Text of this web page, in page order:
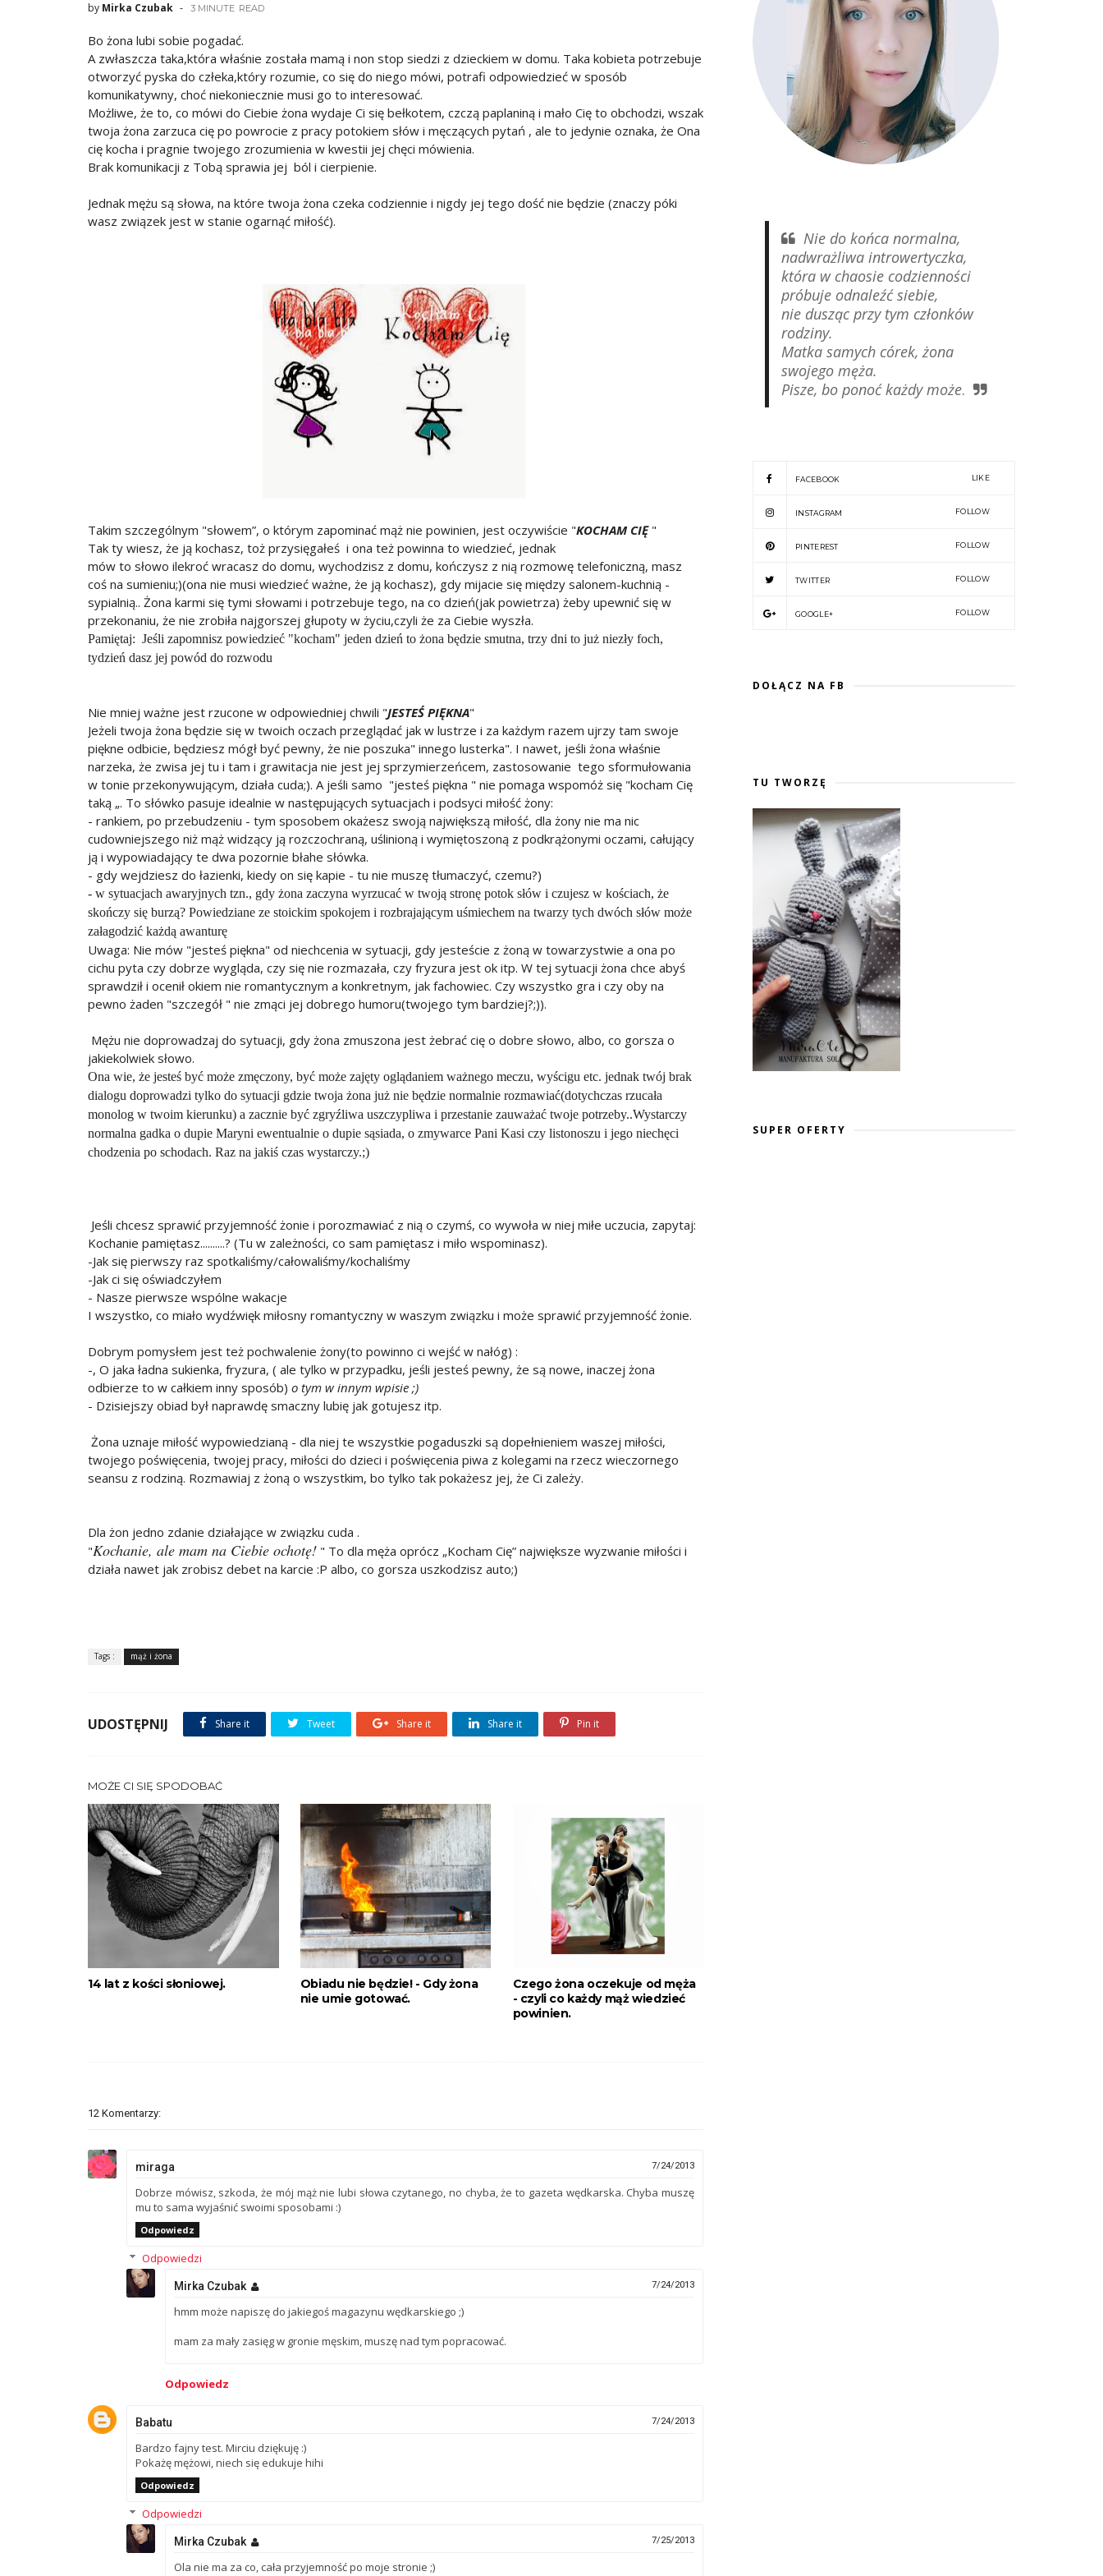
by Mirka Czubak 3 MINUTE READ
Bo żona lubi sobie pogadać.
A zwłaszcza taka,która właśnie została mamą i non stop siedzi z dzieckiem w domu. Taka kobieta potrzebuje
otworzyć pyska do człeka,który rozumie, co się do niego mówi, potrafi odpowiedzieć w sposób
komunikatywny, choć niekoniecznie musi go to interesować.
Możliwe, że to, co mówi do Ciebie żona wydaje Ci się bełkotem, czczą paplaniną i mało Cię to obchodzi, wszak
twoja żona zarzuca cię po powrocie z pracy potokiem słów i męczących pytań , ale to jedynie oznaka, że Ona
cię kocha i pragnie twojego zrozumienia w kwestii jej chęci mówienia.
Brak komunikacji z Tobą sprawia jej ból i cierpienie.
Jednak mężu są słowa, na które twoja żona czeka codziennie i nigdy jej tego dość nie będzie (znaczy póki
wasz związek jest w stanie ogarnąć miłość).
Takim szczególnym "słowem”, o którym zapominać mąż nie powinien, jest oczywiście "KOCHAM CIĘ"
Tak ty wiesz, że ją kochasz, toż przysięgałeś i ona też powinna to wiedzieć, jednak
mów to słowo ilekroć wracasz do domu, wychodzisz z domu, kończysz z nią rozmowę telefoniczną, masz
coś na sumieniu;)(ona nie musi wiedzieć ważne, że ją kochasz), gdy mijacie się między salonem-kuchnią -
sypialnią.. Żona karmi się tymi słowami i potrzebuje tego, na co dzień(jak powietrza) żeby upewnić się w
przekonaniu, że nie zrobiła najgorszej głupoty w życiu,czyli że za Ciebie wyszła.
Pamiętaj: Jeśli zapomnisz powiedzieć "kocham" jeden dzień to żona będzie smutna, trzy dni to już niezły foch,
tydzień dasz jej powód do rozwodu
Nie mniej ważne jest rzucone w odpowiedniej chwili "JESTEŚ PIĘKNA"
Jeżeli twoja żona będzie się w twoich oczach przeglądać jak w lustrze i za każdym razem ujrzy tam swoje
piękne odbicie, będziesz mógł być pewny, że nie poszuka" innego lusterka". I nawet, jeśli żona właśnie
narzeka, że zwisa jej tu i tam i grawitacja nie jest jej sprzymierzeńcem, zastosowanie tego sformułowania
w tonie przekonywującym, działa cuda;). A jeśli samo "jesteś piękna " nie pomaga wspomóż się "kocham Cię
taką „. To słówko pasuje idealnie w następujących sytuacjach i podsyci miłość żony:
- rankiem, po przebudzeniu - tym sposobem okażesz swoją największą miłość, dla żony nie ma nic
cudowniejszego niż mąż widzący ją rozczochraną, uślinioną i wymiętoszoną z podkrążonymi oczami, całujący
ją i wypowiadający te dwa pozornie błahe słówka.
- gdy wejdziesz do łazienki, kiedy on się kapie - tu nie muszę tłumaczyć, czemu?)
- w sytuacjach awaryjnych tzn., gdy żona zaczyna wyrzucać w twoją stronę potok słów i czujesz w kościach, że
skończy się burzą? Powiedziane ze stoickim spokojem i rozbrajającym uśmiechem na twarzy tych dwóch słów może
załagodzić każdą awanturę
Uwaga: Nie mów "jesteś piękna" od niechcenia w sytuacji, gdy jesteście z żoną w towarzystwie a ona po
cichu pyta czy dobrze wygląda, czy się nie rozmazała, czy fryzura jest ok itp. W tej sytuacji żona chce abyś
sprawdził i ocenił okiem nie romantycznym a konkretnym, jak fachowiec. Czy wszystko gra i czy oby na
pewno żaden "szczegół " nie zmąci jej dobrego humoru(twojego tym bardziej?;)).
Mężu nie doprowadzaj do sytuacji, gdy żona zmuszona jest żebrać cię o dobre słowo, albo, co gorsza o
jakiekolwiek słowo.
Ona wie, że jesteś być może zmęczony, być może zajęty oglądaniem ważnego meczu, wyścigu etc. jednak twój brak
dialogu doprowadzi tylko do sytuacji gdzie twoja żona już nie będzie normalnie rozmawiać(dotychczas rzucała
monolog w twoim kierunku) a zacznie być zgryźliwa uszczypliwa i przestanie zauważać twoje potrzeby..Wystarczy
normalna gadka o dupie Maryni ewentualnie o dupie sąsiada, o zmywarce Pani Kasi czy listonoszu i jego niechęci
chodzenia po schodach. Raz na jakiś czas wystarczy.;)
Jeśli chcesz sprawić przyjemność żonie i porozmawiać z nią o czymś, co wywoła w niej miłe uczucia, zapytaj:
Kochanie pamiętasz..........? (Tu w zależności, co sam pamiętasz i miło wspominasz).
-Jak się pierwszy raz spotkaliśmy/całowaliśmy/kochaliśmy
-Jak ci się oświadczyłem
- Nasze pierwsze wspólne wakacje
I wszystko, co miało wydźwięk miłosny romantyczny w waszym związku i może sprawić przyjemność żonie.
Dobrym pomysłem jest też pochwalenie żony(to powinno ci wejść w nałóg) :
-, O jaka ładna sukienka, fryzura, ( ale tylko w przypadku, jeśli jesteś pewny, że są nowe, inaczej żona
odbierze to w całkiem inny sposób) o tym w innym wpisie ;)
- Dzisiejszy obiad był naprawdę smaczny lubię jak gotujesz itp.
Żona uznaje miłość wypowiedzianą - dla niej te wszystkie pogaduszki są dopełnieniem waszej miłości,
twojego poświęcenia, twojej pracy, miłości do dzieci i poświęcenia piwa z kolegami na rzecz wieczornego
seansu z rodziną. Rozmawiaj z żoną o wszystkim, bo tylko tak pokażesz jej, że Ci zależy.
Dla żon jedno zdanie działające w związku cuda .
"Kochanie, ale mam na Ciebie ochotę! " To dla męża oprócz „Kocham Cię” największe wyzwanie miłości i
działa nawet jak zrobisz debet na karcie :P albo, co gorsza uszkodzisz auto;)
Tags : mąż i żona
UDOSTĘPNIJ Share it Tweet Share it Share it Pin it
MOŻE CI SIĘ SPODOBAĆ
14 lat z kości słoniowej.
Obiadu nie będzie! - Gdy żona
nie umie gotować.
Czego żona oczekuje od męża
- czyli co każdy mąż wiedzieć
powinien.
12 Komentarzy:
miraga 7/24/2013
Dobrze mówisz, szkoda, że mój mąż nie lubi słowa czytanego, no chyba, że to gazeta wędkarska. Chyba muszę
mu to sama wyjaśnić swoimi sposobami :)
Odpowiedz
Odpowiedzi
Mirka Czubak 7/24/2013
hmm może napiszę do jakiegoś magazynu wędkarskiego ;)
mam za mały zasięg w gronie męskim, muszę nad tym popracować.
Odpowiedz
Babatu 7/24/2013
Bardzo fajny test. Mirciu dziękuję :)
Pokażę mężowi, niech się edukuje hihi
Odpowiedz
Odpowiedzi
Mirka Czubak 7/25/2013
Ola nie ma za co, cała przyjemność po moje stronie ;)
Nie do końca normalna,
nadwrażliwa introwertyczka,
która w chaosie codzienności
próbuje odnaleźć siebie,
nie dusząc przy tym członków
rodziny.
Matka samych córek, żona
swojego męża.
Pisze, bo ponoć każdy może.
FACEBOOK LIKE
INSTAGRAM FOLLOW
PINTEREST FOLLOW
TWITTER FOLLOW
GOOGLE+ FOLLOW
DOŁĄCZ NA FB
TU TWORZĘ
SUPER OFERTY